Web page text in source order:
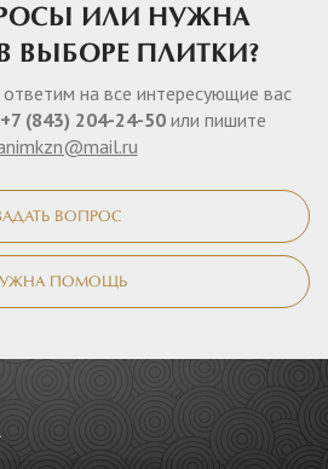
ИЛИ НУЖНА
ПЛИТКИ?
на все интересующие вас
+7 (843) 204-24-50 или пишите
ВОПРОС
ПОМОЩЬ